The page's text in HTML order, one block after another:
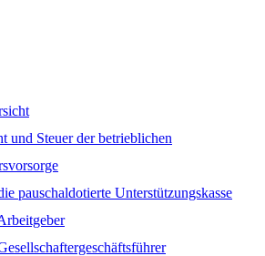
und Steuer der betrieblichen
pauschaldotierte Unterstützungskasse